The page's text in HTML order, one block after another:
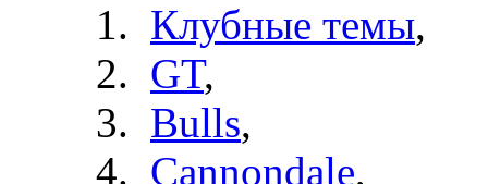
Клубные темы,
GT,
Bulls,
Cannondale,